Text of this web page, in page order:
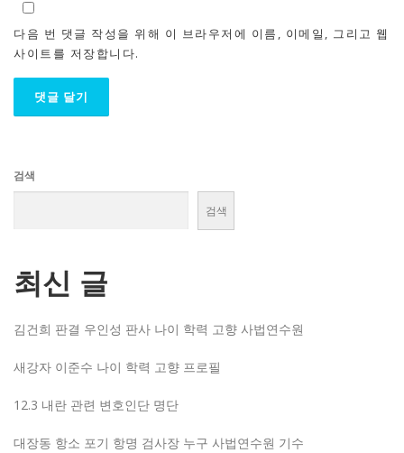
다음 번 댓글 작성을 위해 이 브라우저에 이름, 이메일, 그리고 웹
사이트를 저장합니다.
검색
검색
최신 글
김건희 판결 우인성 판사 나이 학력 고향 사법연수원
새강자 이준수 나이 학력 고향 프로필
12.3 내란 관련 변호인단 명단
대장동 항소 포기 항명 검사장 누구 사법연수원 기수